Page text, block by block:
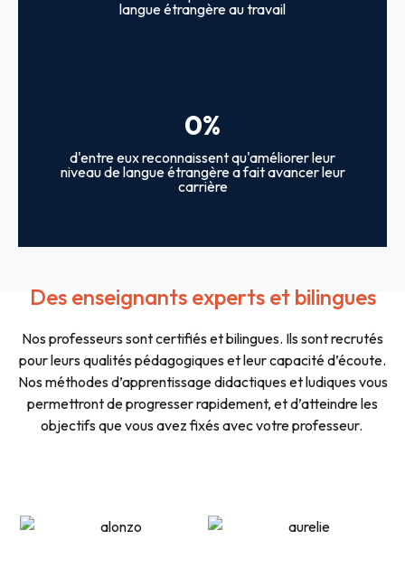
langue étrangère au travail
0%
d'entre eux reconnaissent qu'améliorer leur
niveau de langue étrangère a fait avancer leur
carrière
Des enseignants experts et bilingues
Nos professeurs sont certifiés et bilingues. Ils sont recrutés
pour leurs qualités pédagogiques et leur capacité d’écoute.
Nos méthodes d’apprentissage didactiques et ludiques vous
permettront de progresser rapidement, et d’atteindre les
objectifs que vous avez fixés avec votre professeur. ​